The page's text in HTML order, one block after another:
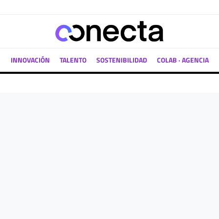
INNOVACIÓN TALENTO SOSTENIBILIDAD COLAB · AGENCIA